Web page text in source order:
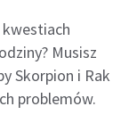
Musisz
Skorpion i Rak
problemów.